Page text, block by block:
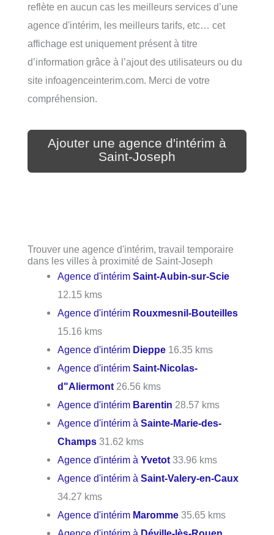
reflète en aucun cas les meilleurs services d’une
agence d'intérim, les meilleurs tarifs, etc… cet
affichage est uniquement présent à titre
d’information grâce à l’ajout des utilisateurs ou du
site infoagenceinterim.com. Merci de votre
compréhension.
Ajouter une agence d'intérim à
Saint-Joseph
Trouver une agence d'intérim, travail temporaire
dans les villes à proximité de Saint-Joseph
Agence d'intérimSaint-Aubin-sur-Scie
12.15 kms
Agence d'intérim Rouxmesnil-Bouteilles
15.16 kms
Agence d'intérim Dieppe 16.35 kms
Agence d'intérimSaint-Nicolas-
d"Aliermont 26.56 kms
Agence d'intérim Barentin 28.57 kms
Agence d'intérim àSainte-Marie-des-
Champs 31.62 kms
Agence d'intérim àYvetot 33.96 kms
Agence d'intérim àSaint-Valery-en-Caux
34.27 kms
Agence d'intérim Maromme 35.65 kms